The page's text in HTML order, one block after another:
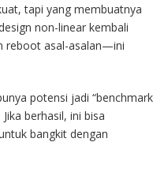
tapi yang membuatnya
non-linear kembali
reboot asal-asalan—ini
potensi jadi “benchmark
berhasil, ini bisa
bangkit dengan